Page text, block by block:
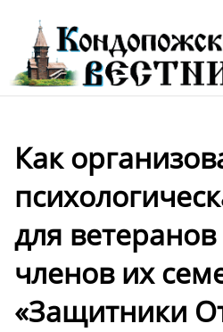
Как
для
членов их
«Защитники